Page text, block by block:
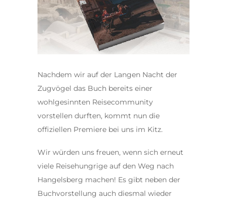
Nachdem wir auf der Langen Nacht der
Zugvögel das Buch bereits einer
wohlgesinnten Reisecommunity
vorstellen durften, kommt nun die
offiziellen Premiere bei uns im Kitz.
Wir würden uns freuen, wenn sich erneut
viele Reisehungrige auf den Weg nach
Hangelsberg machen! Es gibt neben der
Buchvorstellung auch diesmal wieder